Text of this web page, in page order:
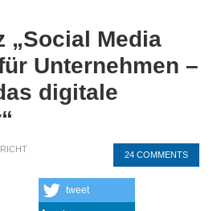
„Social Media
Unternehmen –
digitale
24 COMMENTS
tweet